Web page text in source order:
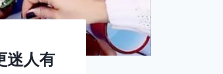
迷人有